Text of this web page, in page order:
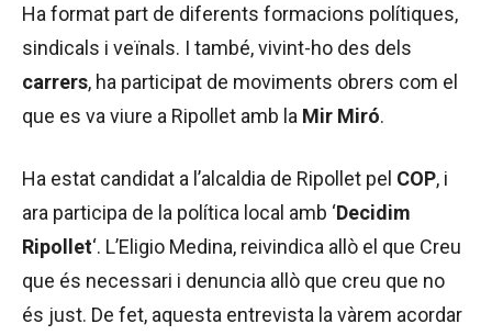
Ha format part de diferents formacions polítiques,
sindicals i veïnals. I també, vivint-ho des dels
carrers, ha participat de moviments obrers com el
que es va viure a Ripollet amb la Mir Miró.
Ha estat candidat a l’alcaldia de Ripollet pel COP, i
ara participa de la política local amb ‘Decidim
Ripollet‘. L’Eligio Medina, reivindica allò el que Creu
que és necessari i denuncia allò que creu que no
és just. De fet, aquesta entrevista la vàrem acordar